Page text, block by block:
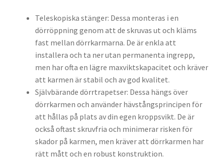
Teleskopiska stänger: Dessa monteras i en
dörröppning genom att de skruvas ut och kläms
fast mellan dörrkarmarna. De är enkla att
installera och ta ner utan permanenta ingrepp,
men har ofta en lägre maxviktskapacitet och kräver
att karmen är stabil och av god kvalitet.
Självbärande dörrtrapetser: Dessa hängs över
dörrkarmen och använder hävstångsprincipen för
att hållas på plats av din egen kroppsvikt. De är
också oftast skruvfria och minimerar risken för
skador på karmen, men kräver att dörrkarmen har
rätt mått och en robust konstruktion.